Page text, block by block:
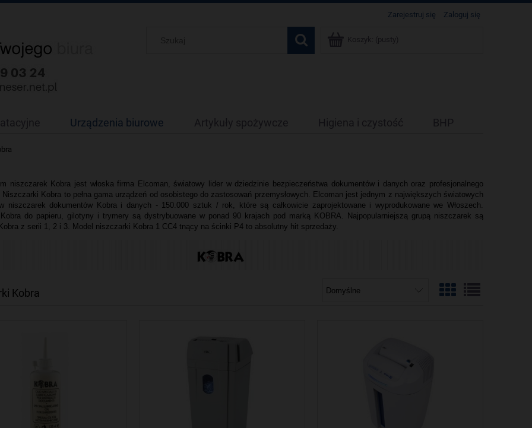
Zarejestruj się Zaloguj się
Koszyk: (pusty)
Urządzenia biurowe Artykuły spożywcze Higiena i czystość BHP
niszczarek Kobra jest włoska firma Elcoman, światowy lider w dziedzinie bezpieczeństwa dokumentów i danych oraz profesjonalnego
Niszczarki Kobra to pełna gama urządzeń od osobistego do zastosowań przemysłowych. Elcoman jest jednym z największych światowych
niszczarek dokumentów Kobra i danych - 150.000 sztuk / rok, które są całkowicie zaprojektowane i wyprodukowane we Włoszech.
do papieru, gilotyny i trymery są dystrybuowane w ponad 90 krajach pod marką KOBRA. Najpopularniejszą grupą niszczarek są
z serii 1, 2 i 3. Model niszczarki Kobra 1 CC4 tnący na ścinki P4 to absolutny hit sprzedaży.
Kobra